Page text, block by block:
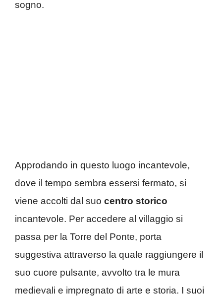
sogno.
Approdando in questo luogo incantevole,
dove il tempo sembra essersi fermato, si
viene accolti dal suo centro storico
incantevole. Per accedere al villaggio si
passa per la Torre del Ponte, porta
suggestiva attraverso la quale raggiungere il
suo cuore pulsante, avvolto tra le mura
medievali e impregnato di arte e storia. I suoi